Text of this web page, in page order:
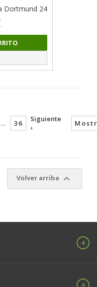
Dortmund 24
… 36
Siguiente
›
Volver arriba 